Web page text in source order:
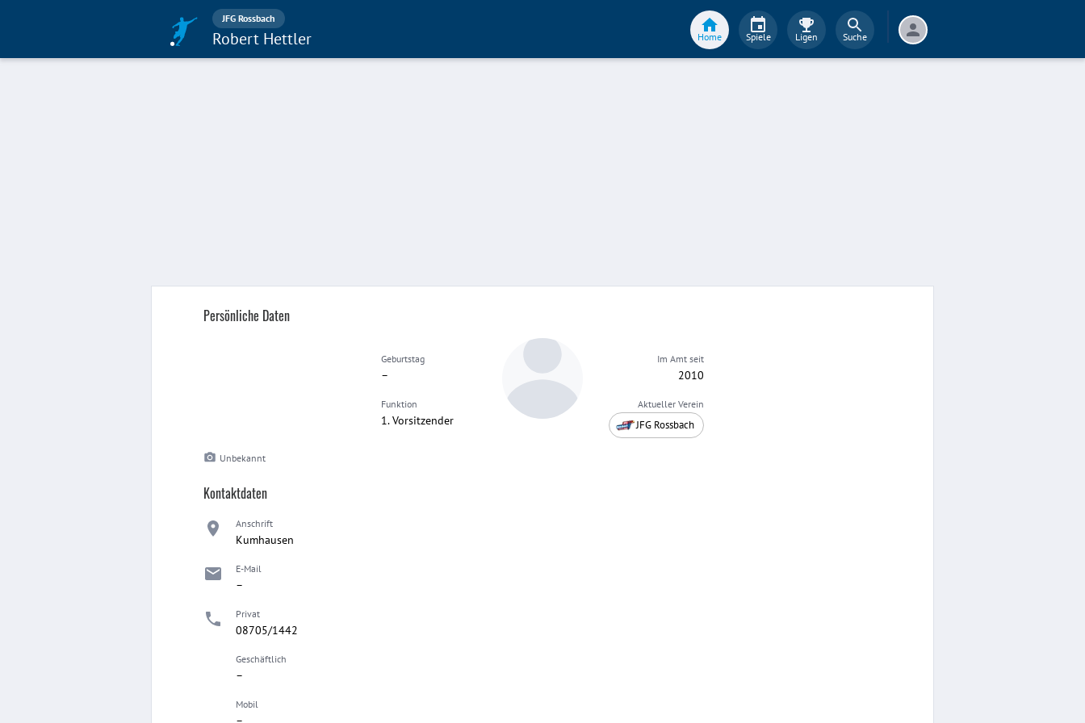
JFG Rossbach
Robert Hettler Home Spiele Ligen Suche
Persönliche Daten
Geburtstag
–
Funktion
1. Vorsitzender
Im Amt seit
2010
Aktueller Verein
JFG Rossbach
Unbekannt
Kontaktdaten
Anschrift
Kumhausen
E-Mail
–
Privat
08705/1442
Geschäftlich
–
Mobil